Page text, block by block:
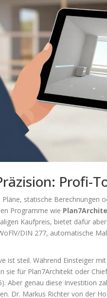
Profi-
statische Berechnungen
Programme wie
Kaufpreis, bietet dafür
DIN 277, automatische
ist steil. Während Einsteiger
sie für Plan7Architekt oder
Aber genau diese Investition
Dr. Markus Richter von der